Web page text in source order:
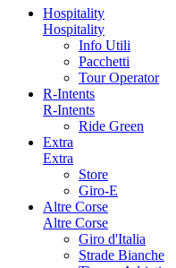
Hospitality
Hospitality
Info Utili
Pacchetti
Tour Operator
R-Intents
R-Intents
Ride Green
Extra
Extra
Store
Giro-E
Altre Corse
Altre Corse
Giro d'Italia
Strade Bianche